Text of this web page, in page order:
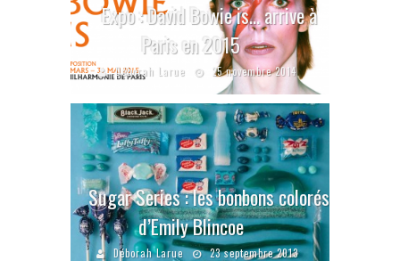
Expo : David Bowie is… arrive à
Paris en 2015
Déborah Larue 25 novembre 2014
Sugar Series : les bonbons colorés
d’Emily Blincoe
Déborah Larue 23 septembre 2013